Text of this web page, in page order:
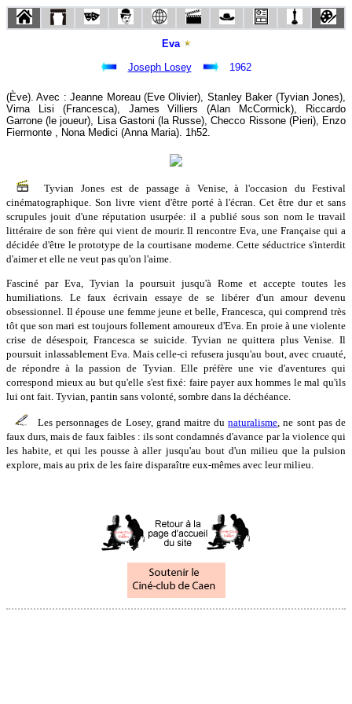
Eva
Joseph Losey
1962
(Ève). Avec : Jeanne Moreau (Eve Olivier), Stanley Baker (Tyvian Jones),
Virna Lisi (Francesca), James Villiers (Alan McCormick), Riccardo
Garrone (le joueur), Lisa Gastoni (la Russe), Checco Rissone (Pieri), Enzo
Fiermonte , Nona Medici (Anna Maria). 1h52.
Tyvian Jones est de passage à Venise, à l'occasion du Festival
cinématographique. Son livre vient d'être porté à l'écran. Cet être dur et sans
scrupules jouit d'une réputation usurpée: il a publié sous son nom le travail
littéraire de son frère qui vient de mourir. Il rencontre Eva, une Française qui a
décidée d'être le prototype de la courtisane moderne. Cette séductrice s'interdit
d'aimer et elle ne veut pas qu'on l'aime.
Fasciné par Eva, Tyvian la poursuit jusqu'à Rome et accepte toutes les
humiliations. Le faux écrivain essaye de se libérer d'un amour devenu
obsessionnel. Il épouse une femme jeune et belle, Francesca, qui comprend très
tôt que son mari est toujours follement amoureux d'Eva. En proie à une violente
crise de désespoir, Francesca se suicide. Tyvian ne quittera plus Venise. Il
poursuit inlassablement Eva. Mais celle-ci refusera jusqu'au bout, avec cruauté,
de répondre à la passion de Tyvian. Elle préfère une vie d'aventures qui
correspond mieux au but qu'elle s'est fixé: faire payer aux hommes le mal qu'ils
lui ont fait. Tyvian, pantin sans volonté, sombre dans la déchéance.
Les personnages de Losey, grand maitre dunaturalisme, ne sont pas de
faux durs, mais de faux faibles : ils sont condamnés d'avance par la violence qui
les habite, et qui les pousse à aller jusqu'au bout d'un milieu que la pulsion
explore, mais au prix de les faire disparaître eux-mêmes avec leur milieu.